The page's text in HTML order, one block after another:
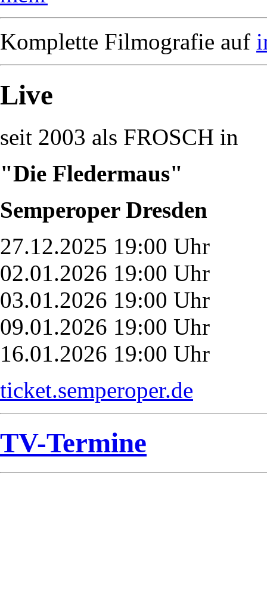
Komplette Filmografie auf
Live
seit 2003 als FROSCH in
"Die Fledermaus"
Semperoper Dresden
27.12.2025 19:00 Uhr
02.01.2026 19:00 Uhr
03.01.2026 19:00 Uhr
09.01.2026 19:00 Uhr
16.01.2026 19:00 Uhr
ticket.semperoper.de
TV-Termine